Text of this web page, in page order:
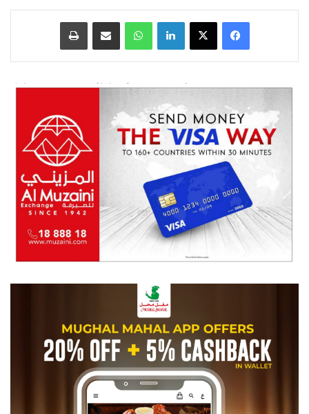
فيسبوك‫X لينكدإنواتساب مشاركة عبر البريد طباعة